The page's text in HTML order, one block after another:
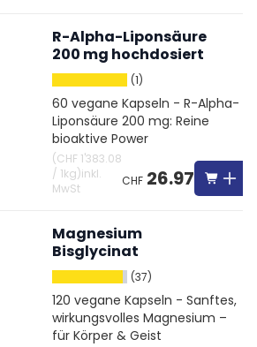
R-Alpha-Liponsäure
200 mg hochdosiert
(1)
60 vegane Kapseln - R-Alpha-
Liponsäure 200 mg: Reine
bioaktive Power
(CHF 1'383.08
/ 1kg)inkl.
MwSt
CHF 26.97
Magnesium
Bisglycinat
(37)
120 vegane Kapseln - Sanftes,
wirkungsvolles Magnesium –
für Körper & Geist